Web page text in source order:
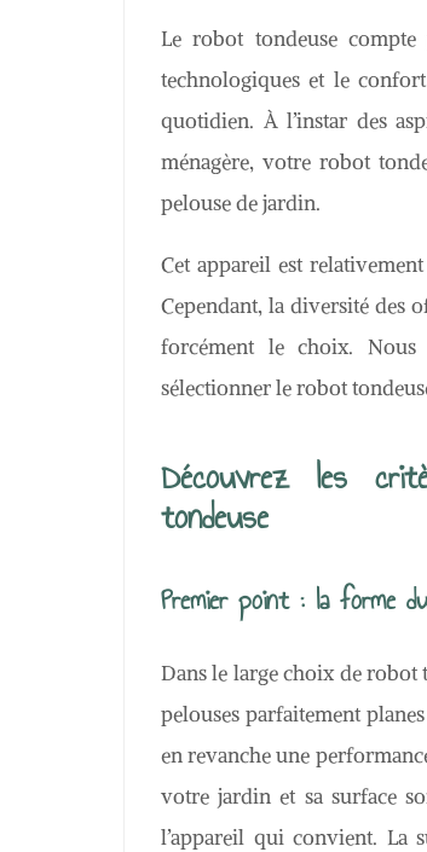
Le robot tondeuse
technologiques et le
quotidien. À l’instar des
ménagère, votre robot
pelouse de jardin.
Cet appareil est
Cependant, la diversité des
forcément le choix.
sélectionner le robot
Découvrez les
tondeuse
Premier point : la forme
Dans le large choix de robot
pelouses parfaitement
en revanche une
votre jardin et sa surface
l’appareil qui convient. La